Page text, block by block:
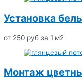
Установка
от 250 руб за 1 м2
Монтаж